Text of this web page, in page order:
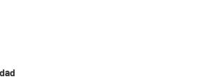
tipo de estilos. Aprovecha los chollos de Electro